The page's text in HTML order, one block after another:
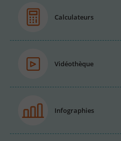
Calculateurs
Vidéothèque
Infographies